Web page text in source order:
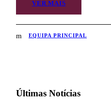
VER MAIS
EQUIPA PRINCIPAL
Últimas Notícias